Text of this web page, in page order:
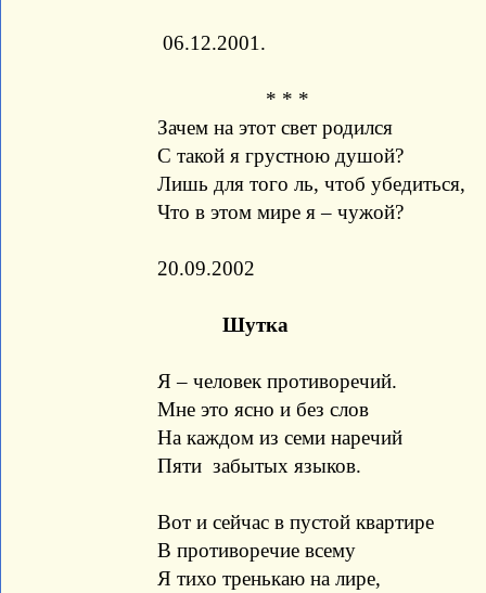
06.12.2001.
* * *
Зачем на этот свет родился
С такой я грустною душой?
Лишь для того ль, чтоб убедиться,
Что в этом мире я – чужой?
20.09.2002
Шутка
Я – человек противоречий.
Мне это ясно и без слов
На каждом из семи наречий
Пяти забытых языков.
Вот и сейчас в пустой квартире
В противоречие всему
Я тихо тренькаю на лире,